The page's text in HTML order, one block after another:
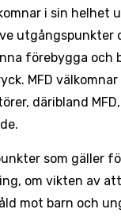
i sin helhet
utgångspunkter
förebygga och
MFD
däribland
som gäller
om vikten av
mot barn och